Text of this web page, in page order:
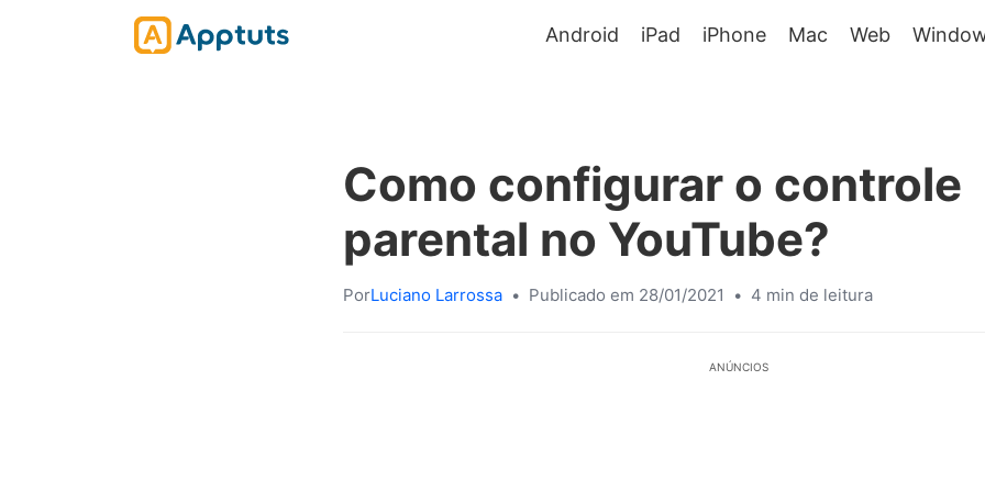
Android iPad iPhone Mac Web
Como configurar o controle
parental no YouTube?
PorLuciano Larrossa • Publicado em 28/01/2021 • 4 min de leitura
ANÚNCIOS